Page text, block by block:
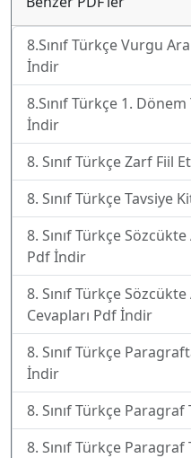
8.Sınıf Türkçe Vurgu
İndir
8.Sınıf Türkçe 1. Dönem
İndir
8. Sınıf Türkçe Zarf Fiil
8. Sınıf Türkçe Tavsiye
8. Sınıf Türkçe
Pdf İndir
8. Sınıf Türkçe
Cevapları Pdf İndir
8. Sınıf Türkçe
İndir
8. Sınıf Türkçe
8. Sınıf Türkçe